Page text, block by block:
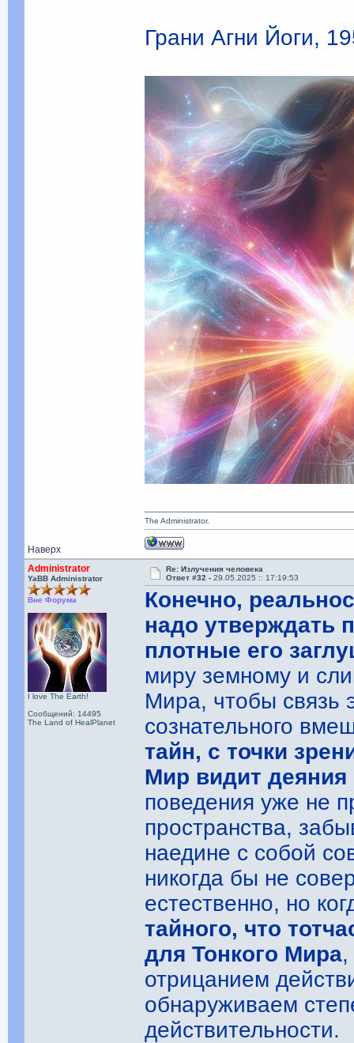
Грани Агни Йоги,
Наверх
The Administrator.
Administrator
YaBB Administrator
Вне Форума
I love The Earth!
Сообщений: 14495
The Land of HealPlanet
Re: Излучения человека
Ответ #32 -29.05.2025 :: 17:19:53
Конечно,
надо утверждать
плотные его
миру земному и
Мира, чтобы связь
сознательного
тайн, с точки
Мир видит
поведения уже не
пространства,
наедине с собой
никогда бы не
естественно, но
тайного, что
для Тонкого Мира,
отрицанием
обнаруживаем
действительности.